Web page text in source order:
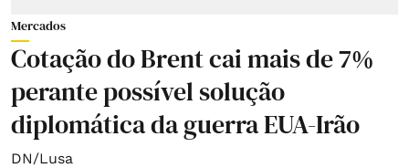
Mercados
Cotação do Brent cai mais de 7%
perante possível solução
diplomática da guerra EUA-Irão
DN/Lusa